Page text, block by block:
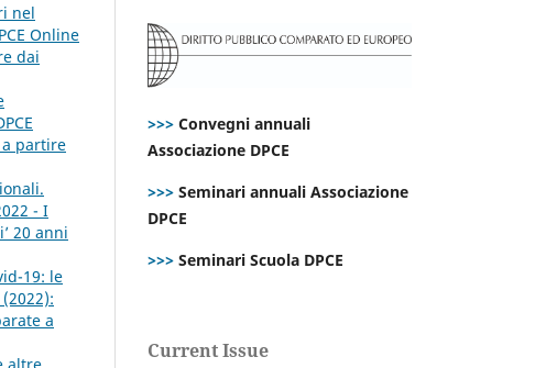
nel
Online
dai
a partire
- I
20 anni
19: le
a
>>> Convegni annuali
Associazione DPCE
>>> Seminari annuali Associazione
DPCE
>>> Seminari Scuola DPCE
Current Issue